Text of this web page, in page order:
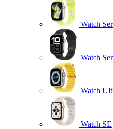
Watch
Watch
Watch
Watch SE